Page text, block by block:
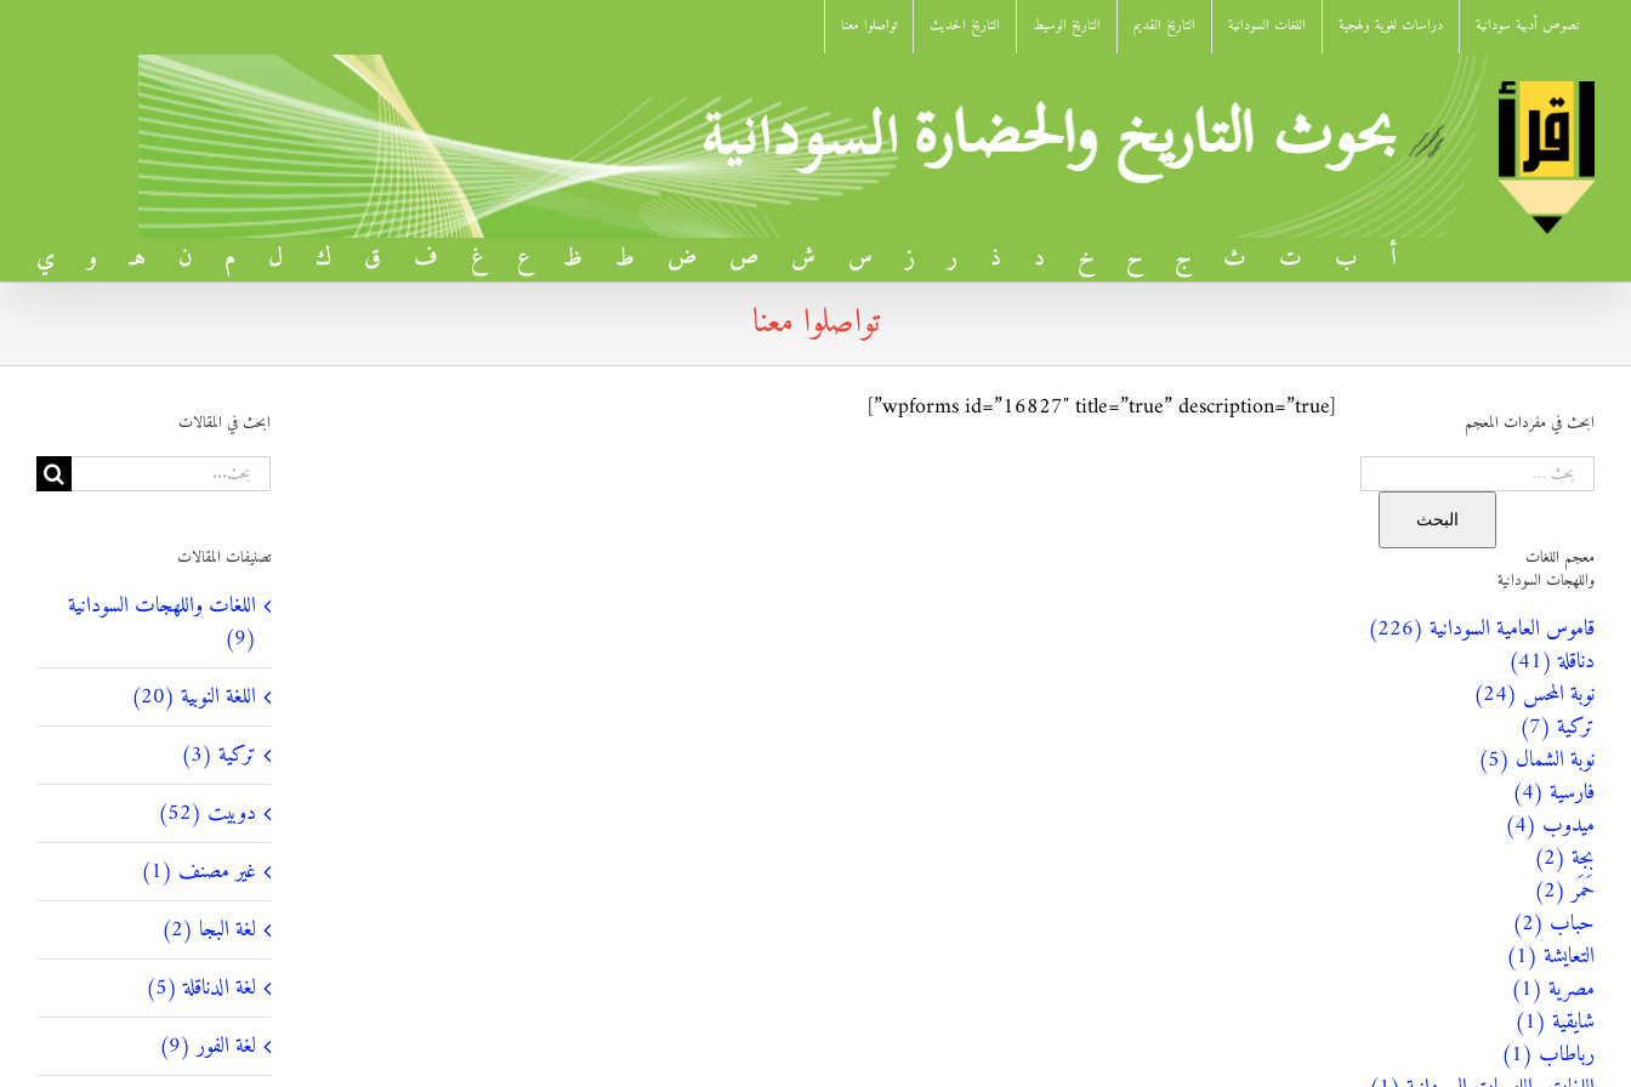
content
نصوص أدبية سودانية دراسات لغوية ولهجية اللغات السودانية التاريخ القديم التاريخ الوسيط التاريخ الحديث تواصلوا معنا
أ ب ت ث ج ح خ د ذ ر ز س ش ص ض ط ظ ع غ ف ق ك ل م ن هـ و ي
تواصلوا معنا
[wpforms id=”16827″ title=”true” description=”true”] ابحث في المقالات
البحث
عن:
تصنيفات المقالات
اللغات واللهجات السودانية
(9)
اللغة النوبية (20)
تركية (3)
دوبيت (52)
غير مصنف (1)
لغة البجا (2)
لغة الدناقلة (5)
لغة الفور (9)
ابحث في مفردات المعجم
البحث
البحث
معجم اللغات
واللهجات السودانية
قاموس العامية السودانية (226)
دناقلة (41)
نوبة المحس (24)
تركية (7)
نوبة الشمال (5)
فارسية (4)
ميدوب (4)
بجة (2)
حَمَر (2)
حباب (2)
التعايشة (1)
مصرية (1)
شايقية (1)
رباطاب (1)